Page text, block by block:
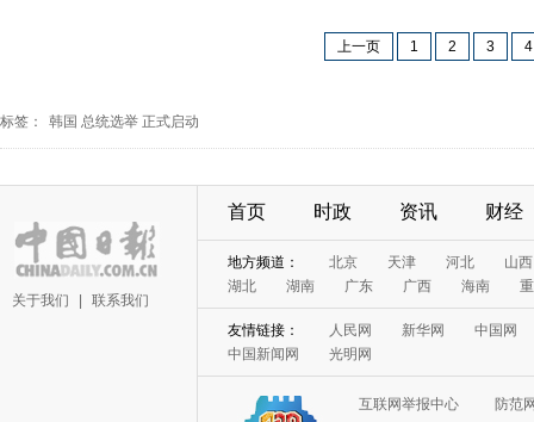
上一页 1 2 3 4
标签： 韩国 总统选举 正式启动
关于我们 联系我们
首页 时政 资讯 财经
地方频道： 北京 天津 河北
山西
湖北
湖南 广东 广西 海南
友情链接： 人民网 新华网
中国网
中国新闻网
光明网
互联网举报中心
防范